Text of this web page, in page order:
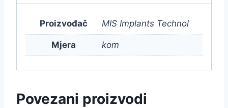
Proizvođač MIS Implants Technol
Mjera kom
Povezani proizvodi